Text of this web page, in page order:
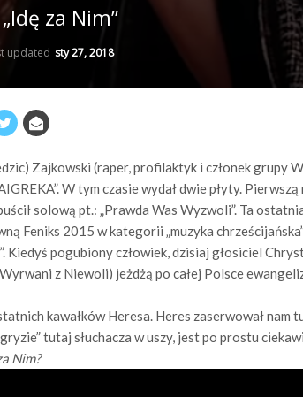
za Nim”
updated sty 27, 2018
Zajkowski (raper, profilaktyk i członek grupy
W tym czasie wydał dwie płyty.
solową pt.: „Prawda Was Wyzwoli”. Ta
Feniks 2015 w kategorii „muzyka
Kiedyś pogubiony człowiek, dzisiaj głosiciel
z Niewoli) jeżdżą po całej Polsce
kawałków Heresa. Heres zaserwował nam
tutaj słuchacza w uszy, jest po prostu
Nim?